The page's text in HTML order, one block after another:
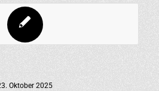
Oktober 2025